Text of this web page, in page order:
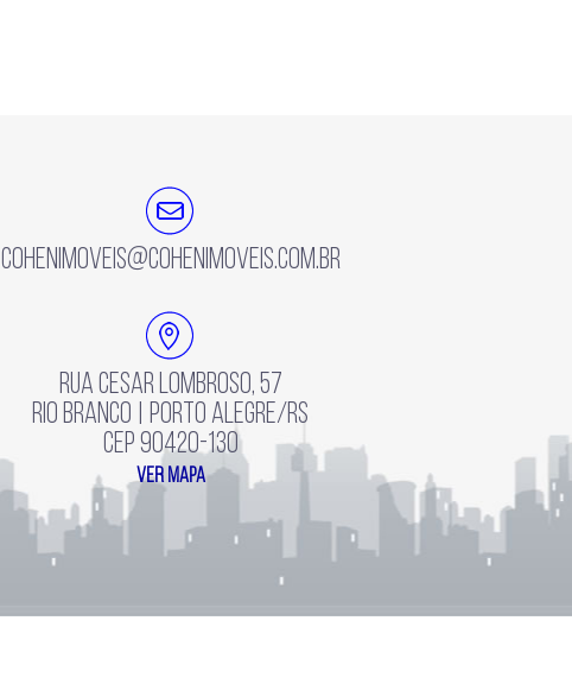
cohenimoveis@cohenimoveis.com.br
Rua Cesar Lombroso, 57
Rio Branco | Porto Alegre/RS
CEP 90420-130
ver mapa